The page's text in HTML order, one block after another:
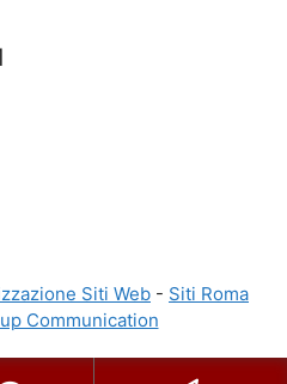
Siti Web - Siti Roma
Communication